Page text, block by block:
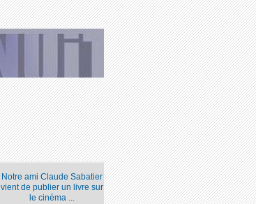
Notre ami Claude Sabatier
vient de publier un livre sur
le cinéma ...